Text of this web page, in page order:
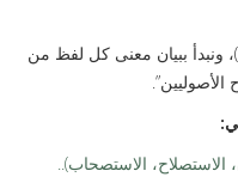
ونبدأ ببيان معنى كل لفظ من
الاستصلاح، الاستصحاب)..